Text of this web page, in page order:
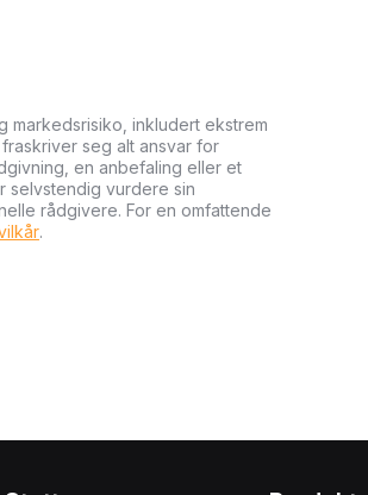
markedsrisiko, inkludert ekstrem
seg alt ansvar for
en anbefaling eller et
selvstendig vurdere sin
rådgivere. For en omfattende
.